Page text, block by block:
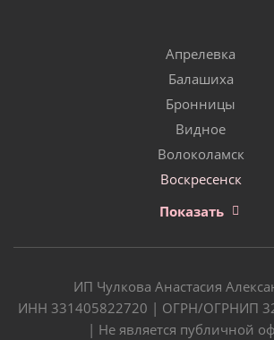
Апрелевка
Балашиха
Бронницы
Видное
Волоколамск
Воскресенск
Показать
ИП Чулкова Анастасия
ИНН 331405822720 | ОГРН/ОГРНИП
| Не является публичной